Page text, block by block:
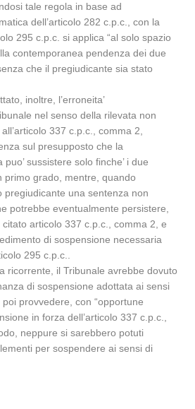
tale regola in base ad
dell’articolo 282 c.p.c., con la
295 c.p.c. si applica “al solo spazio
contemporanea pendenza dei due
che il pregiudicante sia stato
inoltre, l’erroneita’
nel senso della rilevata non
337 c.p.c., comma 2,
sul presupposto che la
sussistere solo finche’ i due
primo grado, mentre, quando
pregiudicante una sentenza non
potrebbe eventualmente persistere,
articolo 337 c.p.c., comma 2, e
di sospensione necessaria
295 c.p.c..
ricorrente, il Tribunale avrebbe dovuto
di sospensione adottata ai sensi
provvedere, con “opportune
in forza dell’articolo 337 c.p.c.,
neppure si sarebbero potuti
per sospendere ai sensi di